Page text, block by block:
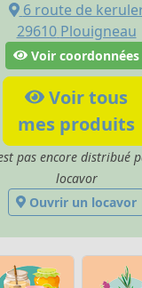
6 route de
29610 Plouigneau
Voir coordonnées
Voir tous
mes produits
pas encore distribué
locavor
Ouvrir un locavor